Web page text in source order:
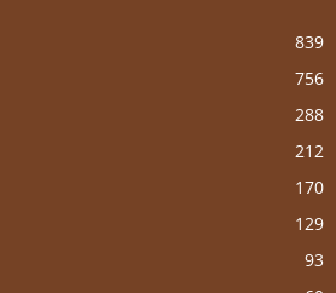
839
756
288
212
170
129
93